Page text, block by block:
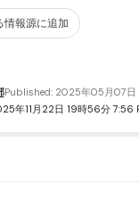
報源に追加
年11月22日 19時56分 7:56
Published: 2025年05月07日